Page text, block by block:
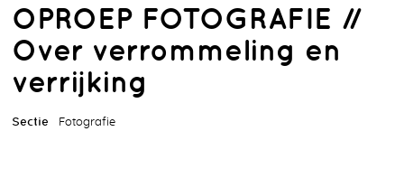
OPROEP FOTOGRAFIE //
Over verrommeling en
verrijking
Sectie Fotografie